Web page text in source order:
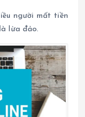
người mất tiền
lừa đảo.